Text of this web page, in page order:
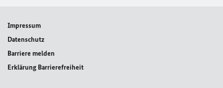
Impressum
Datenschutz
Barriere melden
Erklärung Barrierefreiheit